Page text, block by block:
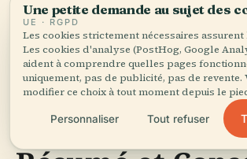
Histoire du football belge
Une petite demande au sujet des
UE · RGPD
Les cookies strictement nécessaires assurent
Les cookies d'analyse (PostHog, Google
aident à comprendre quelles pages
uniquement, pas de publicité, pas de revente.
modifier ce choix à tout moment depuis le
Personnaliser Tout refuser